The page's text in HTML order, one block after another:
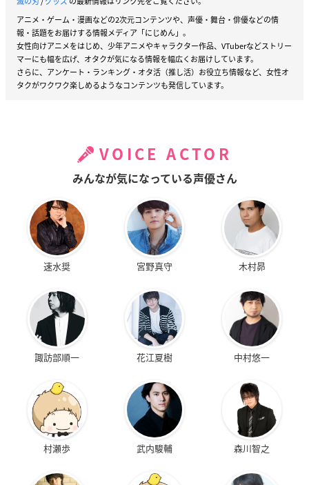
アニメ・ゲーム・漫画などの2次元コンテンツや、声優・舞台・俳優などの情
報・話題をお届けする情報メディア「にじめん」。
女性向けアニメをはじめ、少年アニメやキャラクター作品、VTuberなどストリー
マーにも幅を広げ、オタクが気になる情報を幅広くお届けしています。
さらに、アンケート・ランキング・オタ活（推し活）お役立ち情報など、女性オ
タクがワクワク楽しめるようなコンテンツも発信しています。
VOICE ACTOR
みんなが気になっている声優さん
速水奨 宮野真守 木村昴
諏訪部順一 花江夏樹 中村悠一
村瀬歩 武内駿輔 森川智之